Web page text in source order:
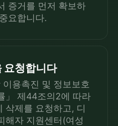
증거를 먼저 확보하
요합니다.
요청합니다
이용촉진 및 정보보호
」 제44조의2에 따라
삭제를 요청하고, 디
해자 지원센터(여성